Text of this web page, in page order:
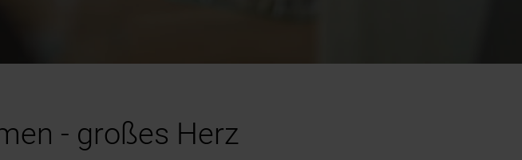
- großes Herz